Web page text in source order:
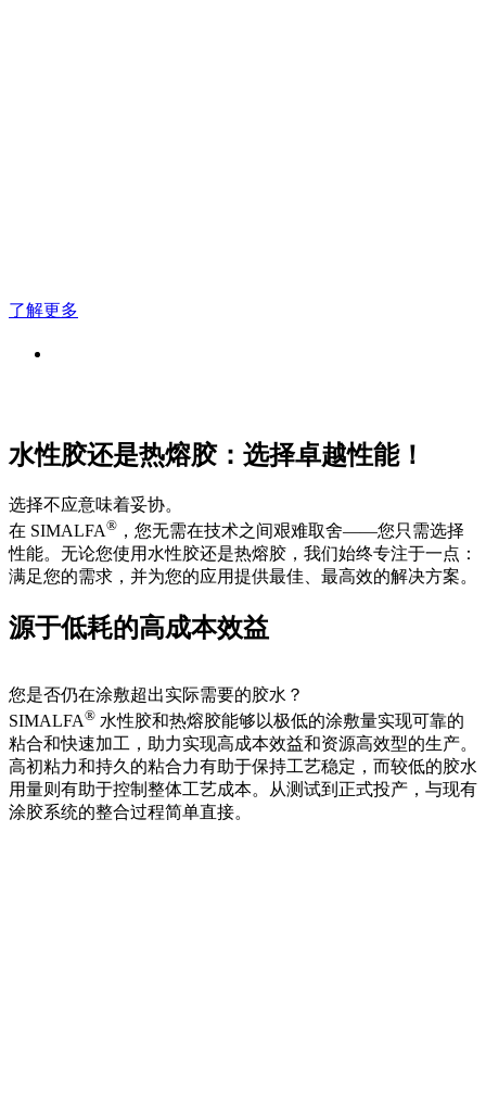
了解更多
水性胶还是热熔胶：选择卓越性能！
选择不应意味着妥协。
在 SIMALFA® ，您无需在技术之间艰难取舍——您只需选择
性能。无论您使用水性胶还是热熔胶，我们始终专注于一点：
满足您的需求，并为您的应用提供最佳、最高效的解决方案。
源于低耗的高成本效益
您是否仍在涂敷超出实际需要的胶水？
SIMALFA® 水性胶和热熔胶能够以极低的涂敷量实现可靠的
粘合和快速加工，助力实现高成本效益和资源高效型的生产。
高初粘力和持久的粘合力有助于保持工艺稳定，而较低的胶水
用量则有助于控制整体工艺成本。从测试到正式投产，与现有
涂胶系统的整合过程简单直接。